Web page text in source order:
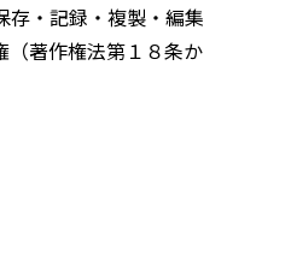
存・記録・複製・編集
（著作権法第１８条か